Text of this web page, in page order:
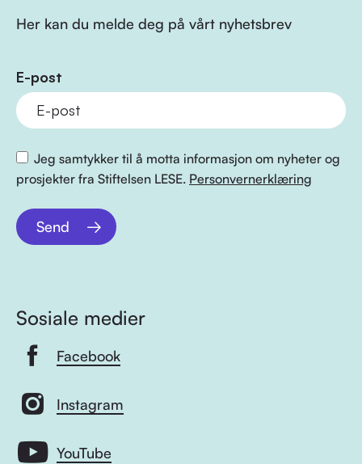
Her kan du melde deg på vårt nyhetsbrev
E-post
Jeg samtykker til å motta informasjon om nyheter og
prosjekter fra Stiftelsen LESE. Personvernerklæring
Send
Sosiale medier
Facebook
Instagram
YouTube